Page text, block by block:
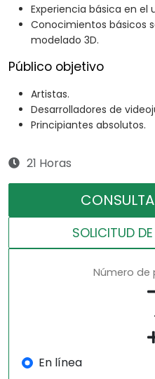
Experiencia básica en
Conocimientos básicos
modelado 3D.
Público objetivo
Artistas.
Desarrolladores de
Principiantes absolutos.
21 Horas
SOLICITUD
Número de
En línea